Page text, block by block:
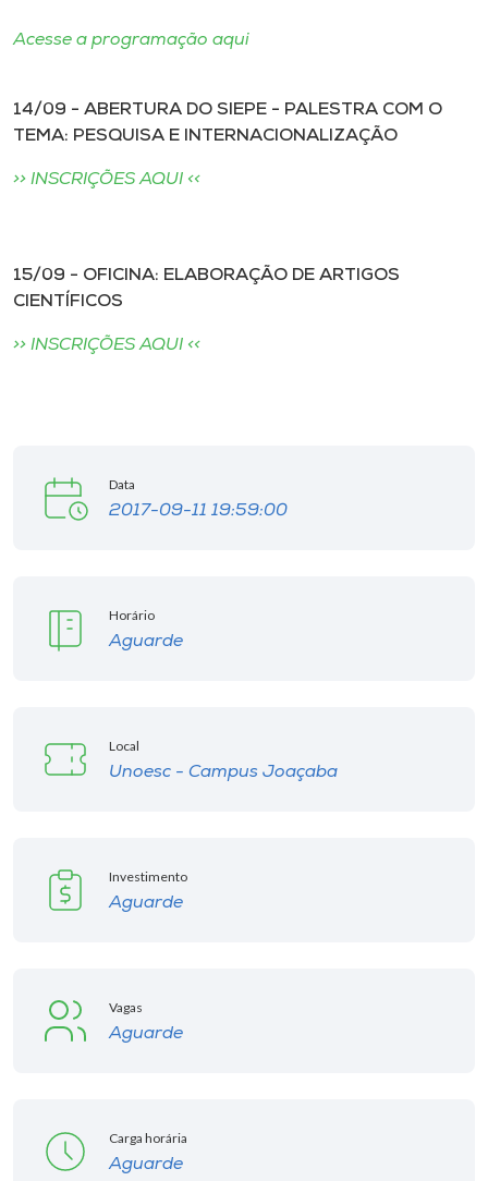
A+
Acesse a programação aqui
14/09 - ABERTURA DO SIEPE - PALESTRA COM O
TEMA: PESQUISA E INTERNACIONALIZAÇÃO
>> INSCRIÇÕES AQUI <<
15/09 - OFICINA: ELABORAÇÃO DE ARTIGOS
CIENTÍFICOS
>> INSCRIÇÕES AQUI <<
Data
2017-09-11 19:59:00
Horário
Aguarde
Local
Unoesc - Campus Joaçaba
Investimento
Aguarde
Vagas
Aguarde
Carga horária
Aguarde